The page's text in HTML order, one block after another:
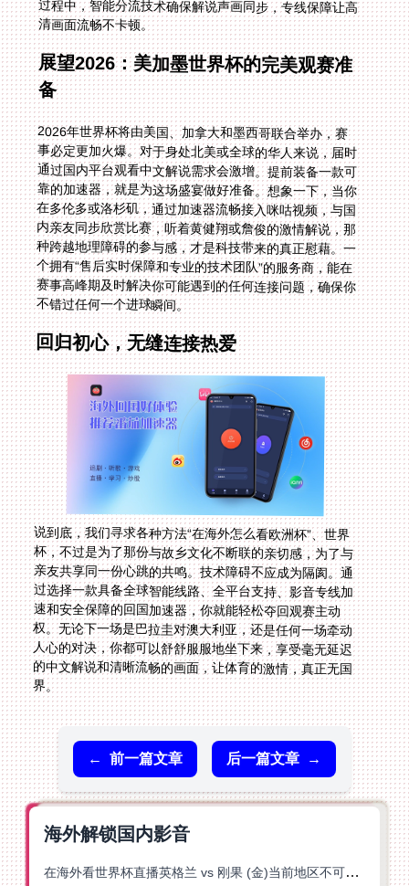
清画面流畅不卡顿。
展望2026：美加墨世界杯的完美观赛准
备
2026年世界杯将由美国、加拿大和墨西哥联合举办，赛
事必定更加火爆。对于身处北美或全球的华人来说，届时
通过国内平台观看中文解说需求会激增。提前装备一款可
靠的加速器，就是为这场盛宴做好准备。想象一下，当你
在多伦多或洛杉矶，通过加速器流畅接入咪咕视频，与国
内亲友同步欣赏比赛，听着黄健翔或詹俊的激情解说，那
种跨越地理障碍的参与感，才是科技带来的真正慰藉。一
个拥有“售后实时保障和专业的技术团队”的服务商，能在
赛事高峰期及时解决你可能遇到的任何连接问题，确保你
不错过任何一个进球瞬间。
回归初心，无缝连接热爱
说到底，我们寻求各种方法“在海外怎么看欧洲杯”、世界
杯，不过是为了那份与故乡文化不断联的亲切感，为了与
亲友共享同一份心跳的共鸣。技术障碍不应成为隔阂。通
过选择一款具备全球智能线路、全平台支持、影音专线加
速和安全保障的回国加速器，你就能轻松夺回观赛主动
权。无论下一场是巴拉圭对澳大利亚，还是任何一场牵动
人心的对决，你都可以舒舒服服地坐下来，享受毫无延迟
的中文解说和清晰流畅的画面，让体育的激情，真正无国
界。
← 前一篇文章 后一篇文章 →
海外解锁国内影音
在海外看世界杯直播英格兰 vs 刚果 (金)当前地区不可播放？这篇指南帮你突破所有限制